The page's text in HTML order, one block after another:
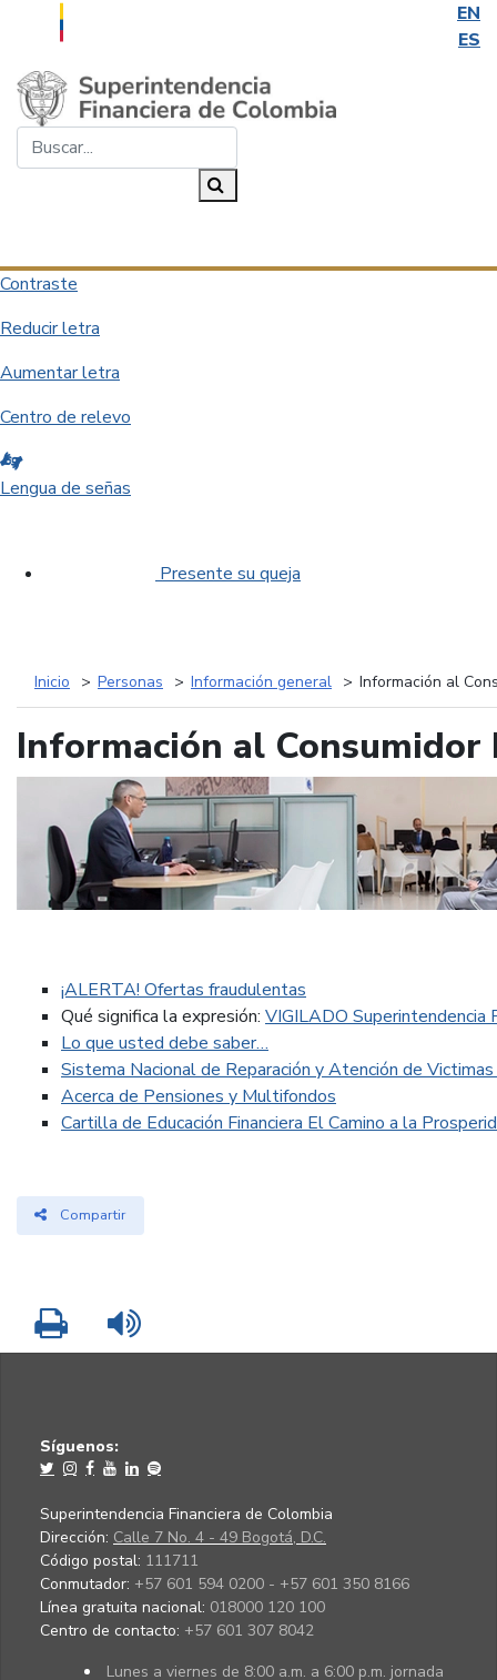
EN
ES
Saltar al contenido principal
Contraste
Reducir letra
Aumentar letra
Centro de relevo
Lengua de señas
Presente su queja
Inicio Personas Información general Información al
Información al Consumidor
¡ALERTA! Ofertas fraudulentas
Qué significa la expresión: VIGILADO Superintendencia
Lo que usted debe saber…
Sistema Nacional de Reparación y Atención de
Acerca de Pensiones y Multifondos
Cartilla de Educación Financiera El Camino a la
Compartir
Imprimir
Síguenos:
Superintendencia Financiera de Colombia
Dirección: Calle 7 No. 4 - 49 Bogotá, D.C.
Código postal: 111711
Conmutador: +57 601 594 0200 - +57 601 350 8166
Línea gratuita nacional: 018000 120 100
Centro de contacto: +57 601 307 8042
Lunes a viernes de 8:00 a.m. a 6:00 p.m. jornada